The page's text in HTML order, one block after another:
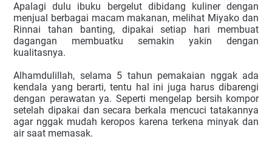
Apalagi dulu ibuku bergelut dibidang kuliner dengan
menjual berbagai macam makanan, melihat Miyako dan
Rinnai tahan banting, dipakai setiap hari membuat
dagangan membuatku semakin yakin dengan
kualitasnya.
Alhamdulillah, selama 5 tahun pemakaian nggak ada
kendala yang berarti, tentu hal ini juga harus dibarengi
dengan perawatan ya. Seperti mengelap bersih kompor
setelah dipakai dan secara berkala mencuci tatakannya
agar nggak mudah keropos karena terkena minyak dan
air saat memasak.